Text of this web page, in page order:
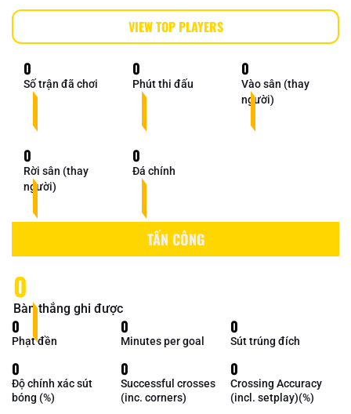
VIEW TOP PLAYERS
0
Số trận đã chơi
0
Phút thi đấu
0
Vào sân (thay
người)
0
Rời sân (thay
người)
0
Đá chính
TẤN CÔNG
0
Bàn thắng ghi được
0
Phạt đền
0
Minutes per goal
0
Sút trúng đích
0
Độ chính xác sút
bóng (%)
0
Successful crosses
(inc. corners)
0
Crossing Accuracy
(incl. setplay)(%)